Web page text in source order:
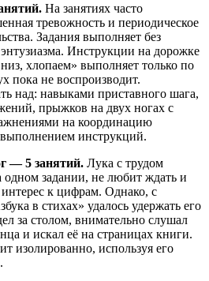
На занятиях часто
тревожность и периодическое
Задания выполняет без
Инструкции на дорожке
хлопаем» выполняет только по
пока не воспроизводит.
над: навыками приставного шага,
прыжков на двух ногах с
на координацию
инструкций.
— 5 занятий. Лука с трудом
одном задании, не любит ждать и
к цифрам. Однако, с
в стихах» удалось удержать его
за столом, внимательно слушал
и искал её на страницах книги.
изолированно, используя его